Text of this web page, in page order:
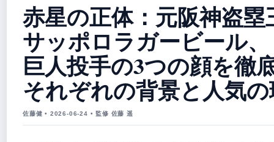
赤星の正体：元阪神盗塁
サッポロラガービール、
巨人投手の3つの顔を徹
それぞれの背景と人気
佐藤健 • 2026-06-24 • 監修 佐藤 遥